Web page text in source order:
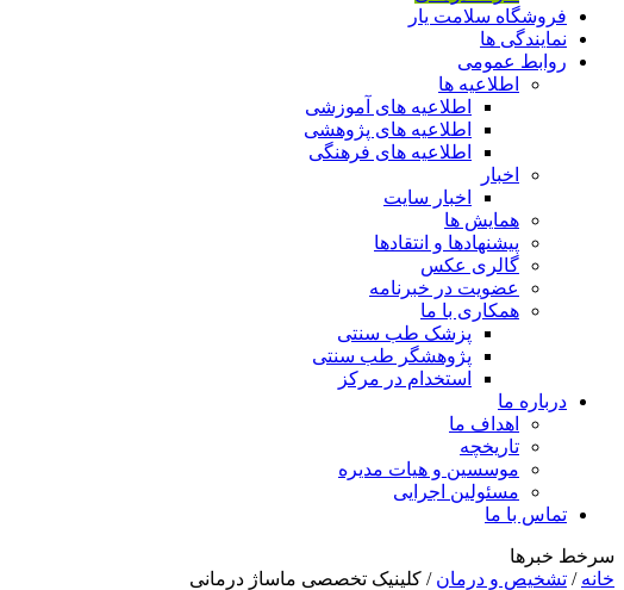
فروشگاه سلامت یار
نمایندگی ها
روابط عمومی
اطلاعیه ها
اطلاعیه های آموزشی
اطلاعیه های پژوهشی
اطلاعیه های فرهنگی
اخبار
اخبار سایت
همایش ها
پیشنهادها و انتقادها
گالری عکس
عضویت در خبرنامه
همکاری با ما
پزشک طب سنتی
پژوهشگر طب سنتی
استخدام در مرکز
درباره ما
اهداف ما
تاریخچه
موسسین و هیات مدیره
مسئولین اجرایی
تماس با ما
سرخط خبرها
خانه / تشخیص و درمان / کلینیک تخصصی ماساژ درمانی